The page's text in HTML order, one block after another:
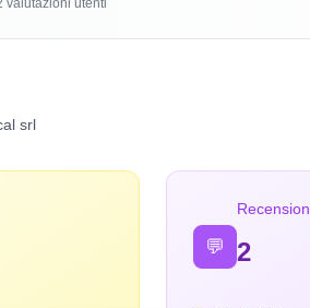
valutazioni utenti
srl
💬 2